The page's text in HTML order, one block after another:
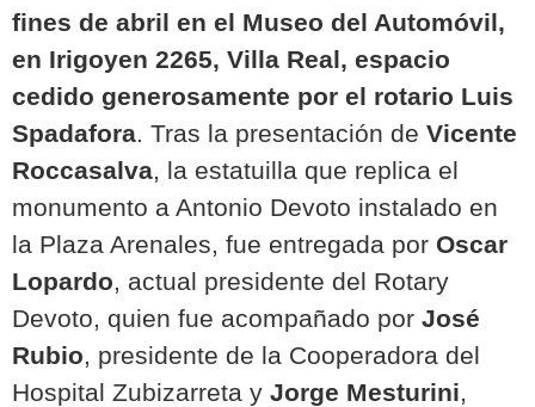
fines de abril en el Museo del Automóvil,
en Irigoyen 2265, Villa Real, espacio
cedido generosamente por el rotario Luis
Spadafora . Tras la presentación de Vicente
Roccasalva , la estatuilla que replica el
monumento a Antonio Devoto instalado en
la Plaza Arenales, fue entregada por Oscar
Lopardo , actual presidente del Rotary
Devoto, quien fue acompañado por José
Rubio , presidente de la Cooperadora del
Hospital Zubizarreta y Jorge Mesturini